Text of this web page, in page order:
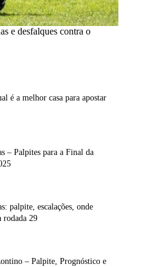
e desfalques contra o
é a melhor casa para apostar
– Palpites para a Final da
palpite, escalações, onde
rodada 29
– Palpite, Prognóstico e